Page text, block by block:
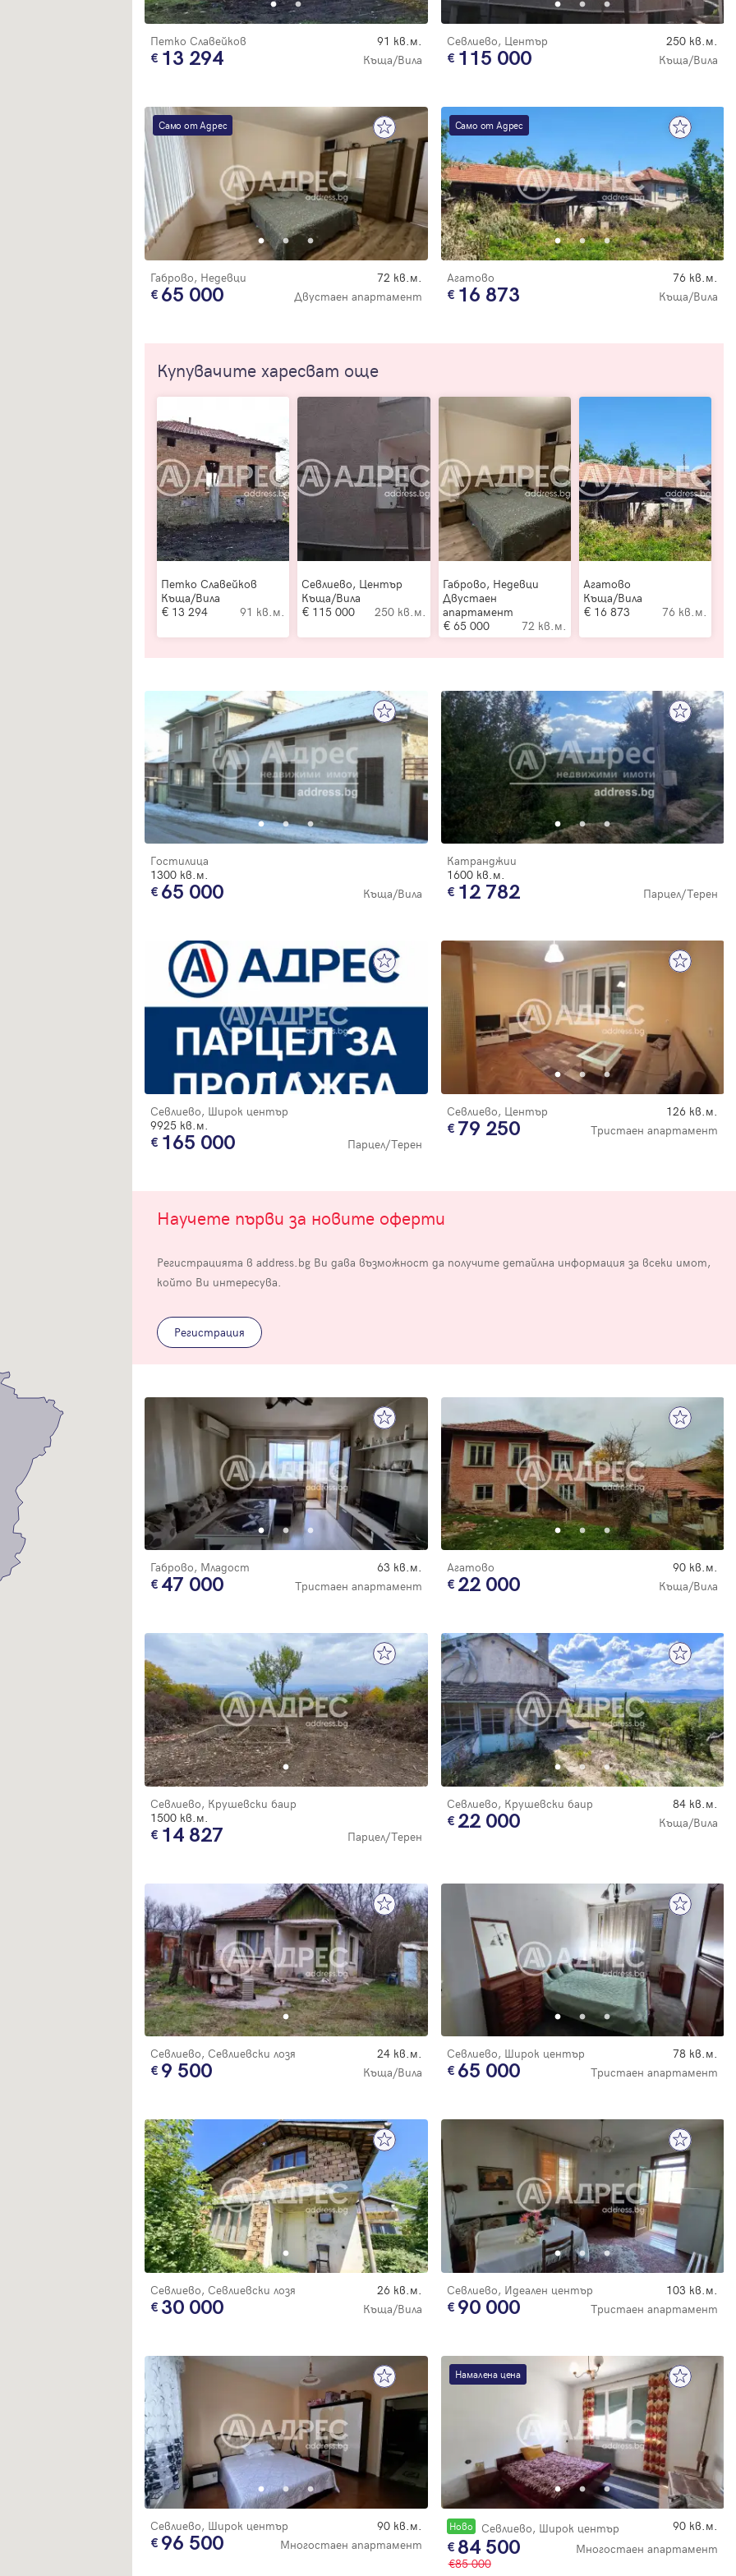
Петко Славейков 91 кв.м.
13 294 Къща/Вила
Севлиево, Център 250 кв.м.
115 000 Къща/Вила
Само от Адрес
Габрово, Недевци 72 кв.м.
65 000 Двустаен апартамент
Само от Адрес
Агатово 76 кв.м.
16 873 Къща/Вила
Купувачите харесват още
Петко Славейков
Къща/Вила
13 294
91 кв.м.
Севлиево, Център
Къща/Вила
115 000
250 кв.м.
Габрово, Недевци
Двустаен
апартамент
65 000
72 кв.м.
Агатово
Къща/Вила
16 873
76 кв.м.
Гостилица
1300 кв.м.
65 000 Къща/Вила
Катранджии
1600 кв.м.
12 782 Парцел/Терен
Севлиево, Широк център
9925 кв.м.
165 000 Парцел/Терен
Севлиево, Център 126 кв.м.
79 250 Тристаен апартамент
Научете първи за новите оферти
Регистрацията в address.bg Ви дава възможност да получите детайлна информация за всеки имот,
който Ви интересува.
Регистрация
Габрово, Младост 63 кв.м.
47 000 Тристаен апартамент
Агатово 90 кв.м.
22 000 Къща/Вила
Севлиево, Крушевски баир
1500 кв.м.
14 827 Парцел/Терен
Севлиево, Крушевски баир 84 кв.м.
22 000 Къща/Вила
Севлиево, Севлиевски лозя 24 кв.м.
9 500 Къща/Вила
Севлиево, Широк център 78 кв.м.
65 000 Тристаен апартамент
Севлиево, Севлиевски лозя 26 кв.м.
30 000 Къща/Вила
Севлиево, Идеален център 103 кв.м.
90 000 Тристаен апартамент
Севлиево, Широк център 90 кв.м.
96 500 Многостаен апартамент
Намалена цена
Новo Севлиево, Широк център 90 кв.м.
84 500
Многостаен апартамент
85 000
Благодарим ви! Проверете имейл адрес си, за да активирате
регистрацията.
Успех!
Благодарим ви! Очаквайте скоро да се свържем с вас!
Влезте с профила си, за да разгледате повече снимки и да получите
Продължи с Facebook
Продължи с Google
или влезте с имейл
Имейл Парола
Забравена парола
Регистрация